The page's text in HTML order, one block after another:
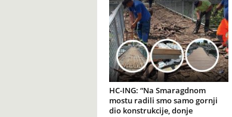
HC-ING: “Na Smaragdnom
mostu radili smo samo gornji
dio konstrukcije, donje